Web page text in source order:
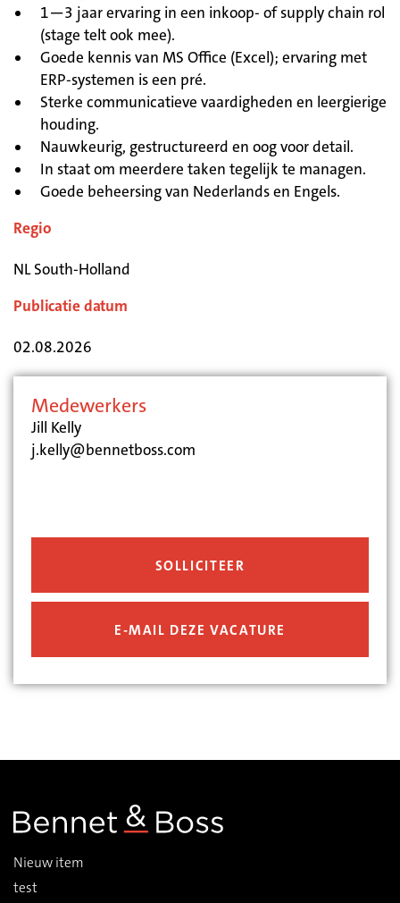
1—3 jaar ervaring in een inkoop- of supply chain rol
(stage telt ook mee).
Goede kennis van MS Office (Excel); ervaring met
ERP-systemen is een pré.
Sterke communicatieve vaardigheden en leergierige
houding.
Nauwkeurig, gestructureerd en oog voor detail.
In staat om meerdere taken tegelijk te managen.
Goede beheersing van Nederlands en Engels.
Regio
NL South-Holland
Publicatie datum
02.08.2026
Medewerkers
Jill Kelly
j.kelly@bennetboss.com
Nieuw item
test